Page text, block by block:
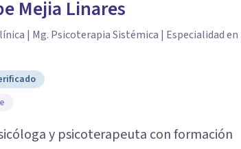
Mejia Linares
| Mg. Psicoterapia Sistémica | Especialidad en
y psicoterapeuta con formación